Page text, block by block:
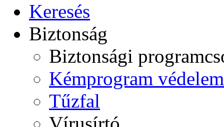
Keresés
Biztonság
Biztonsági
Kémprogram védelem
Tűzfal